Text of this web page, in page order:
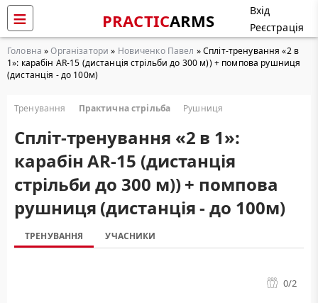
PRACTICARMS
Вхід
Реєстрація
Головна »Організатори » Новиченко Павел » Cпліт-тренування «2 в
1»: карабін AR-15 (дистанція стрільби до 300 м)) + помпова рушниця
(дистанція - до 100м)
Тренування Практична стрільба Рушниця
Cпліт-тренування «2 в 1»:
карабін AR-15 (дистанція
стрільби до 300 м)) + помпова
рушниця (дистанція - до 100м)
ТРЕНУВАННЯ УЧАСНИКИ
0/2